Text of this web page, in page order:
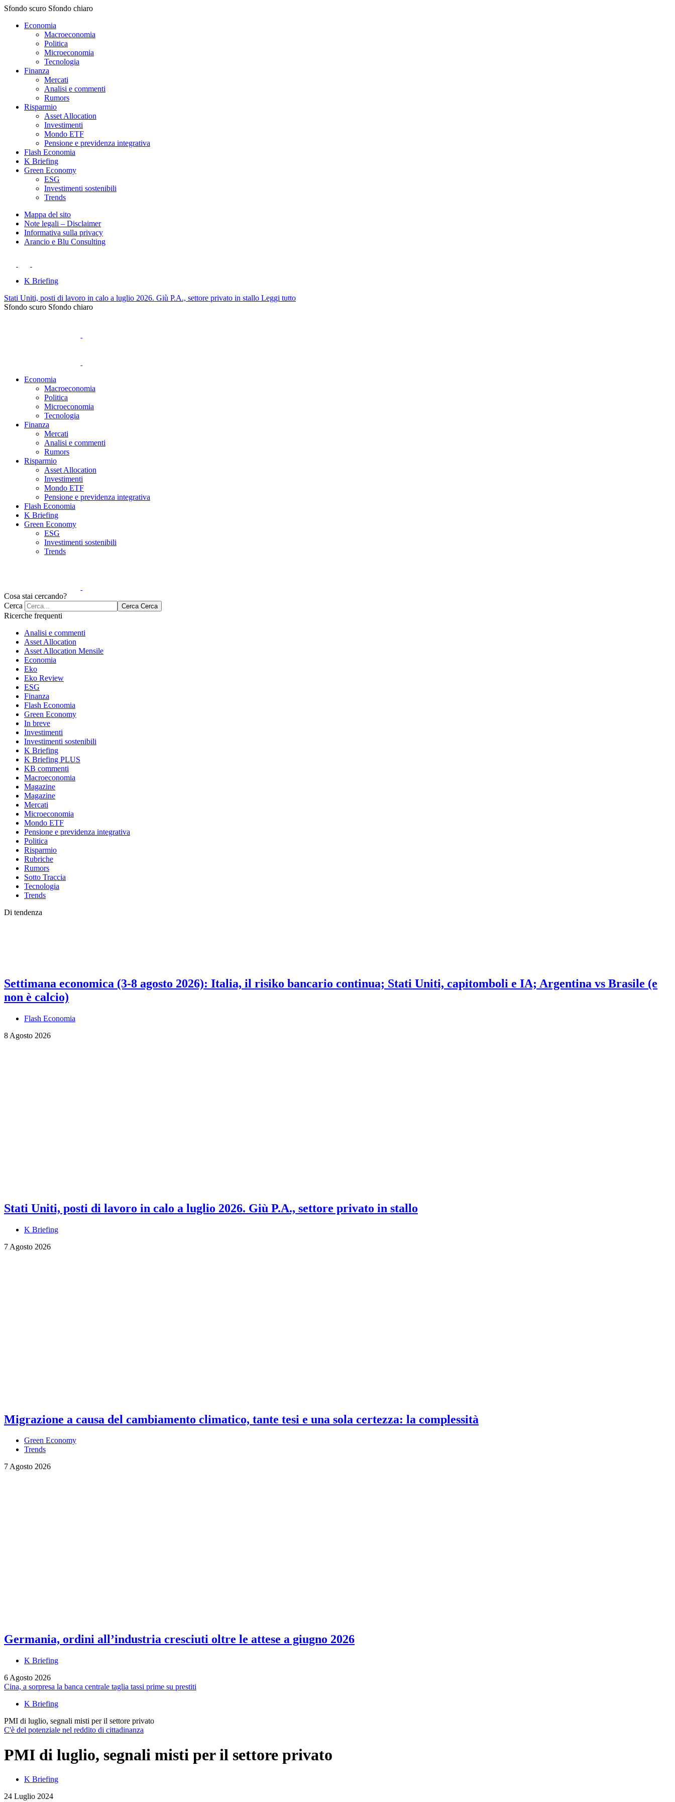
Sfondo scuro Sfondo chiaro
Economia
Macroeconomia
Politica
Microeconomia
Tecnologia
Finanza
Mercati
Analisi e commenti
Rumors
Risparmio
Asset Allocation
Investimenti
Mondo ETF
Pensione e previdenza integrativa
Flash Economia
K Briefing
Green Economy
ESG
Investimenti sostenibili
Trends
Mappa del sito
Note legali – Disclaimer
Informativa sulla privacy
Arancio e Blu Consulting
K Briefing
Stati Uniti, posti di lavoro in calo a luglio 2026. Giù P.A., settore privato in stallo Leggi tutto
Sfondo scuro Sfondo chiaro
Economia
Macroeconomia
Politica
Microeconomia
Tecnologia
Finanza
Mercati
Analisi e commenti
Rumors
Risparmio
Asset Allocation
Investimenti
Mondo ETF
Pensione e previdenza integrativa
Flash Economia
K Briefing
Green Economy
ESG
Investimenti sostenibili
Trends
Cosa stai cercando?
Cerca
Cerca Cerca
Ricerche frequenti
Analisi e commenti
Asset Allocation
Asset Allocation Mensile
Economia
Eko
Eko Review
ESG
Finanza
Flash Economia
Green Economy
In breve
Investimenti
Investimenti sostenibili
K Briefing
K Briefing PLUS
KB commenti
Macroeconomia
Magazine
Magazine
Mercati
Microeconomia
Mondo ETF
Pensione e previdenza integrativa
Politica
Risparmio
Rubriche
Rumors
Sotto Traccia
Tecnologia
Trends
Di tendenza
Settimana economica (3-8 agosto 2026): Italia, il risiko bancario continua; Stati Uniti, capitomboli e IA; Argentina vs Brasile (e
non è calcio)
Flash Economia
8 Agosto 2026
Stati Uniti, posti di lavoro in calo a luglio 2026. Giù P.A., settore privato in stallo
K Briefing
7 Agosto 2026
Migrazione a causa del cambiamento climatico, tante tesi e una sola certezza: la complessità
Green Economy
Trends
7 Agosto 2026
Germania, ordini all’industria cresciuti oltre le attese a giugno 2026
K Briefing
6 Agosto 2026
Cina, a sorpresa la banca centrale taglia tassi prime su prestiti
K Briefing
PMI di luglio, segnali misti per il settore privato
C'è del potenziale nel reddito di cittadinanza
PMI di luglio, segnali misti per il settore privato
K Briefing
24 Luglio 2024